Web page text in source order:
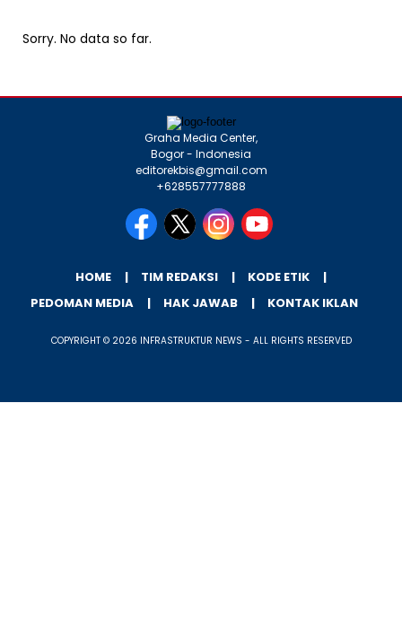
Sorry. No data so far.
Graha Media Center,
Bogor - Indonesia
editorekbis@gmail.com
+628557777888
HOME TIM REDAKSI
KODE ETIK
PEDOMAN MEDIA
HAK JAWAB KONTAK IKLAN
COPYRIGHT © 2026 INFRASTRUKTUR NEWS - ALL RIGHTS RESERVED